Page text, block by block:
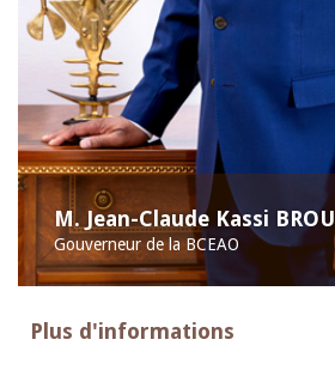
M. Jean-Claude Kassi BROU
Gouverneur de la BCEAO
Plus d'informations